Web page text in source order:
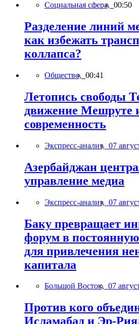
Социальная сфера, 00:50
Разделение линий
как избежать
коллапса?
Общество, 00:41
Летопись свободы
движение Мешруте
современность
Экспресс-анализ, 07
Азербайджан
управление медиа
Экспресс-анализ, 07
Баку превращает
форум в
для привлечения
капитала
Большой Восток, 07
Против кого
Исламабад и Эр-